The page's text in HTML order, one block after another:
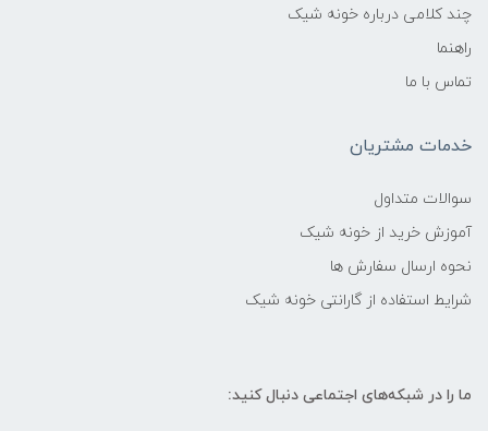
چند کلامی درباره خونه شیک
راهنما
تماس با ما
خدمات مشتریان
سوالات متداول
آموزش خرید از خونه شیک
نحوه ارسال سفارش ها
شرایط استفاده از گارانتی خونه شیک
ما را در شبکه‌های اجتماعی دنبال کنید: